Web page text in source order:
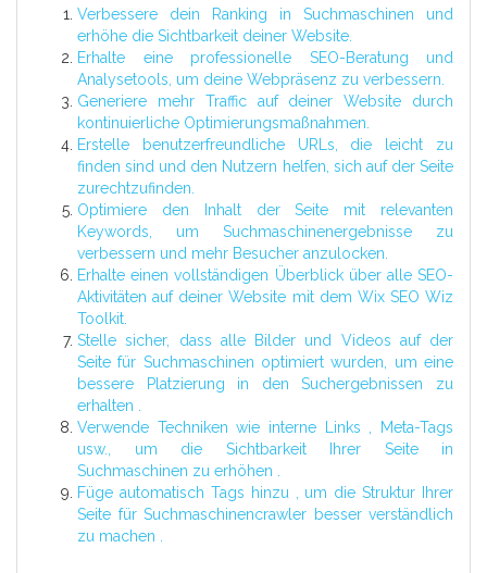
Verbessere dein Ranking in Suchmaschinen und
erhöhe die Sichtbarkeit deiner Website.
Erhalte eine professionelle SEO-Beratung und
Analysetools, um deine Webpräsenz zu verbessern.
Generiere mehr Traffic auf deiner Website durch
kontinuierliche Optimierungsmaßnahmen.
Erstelle benutzerfreundliche URLs, die leicht zu
finden sind und den Nutzern helfen, sich auf der Seite
zurechtzufinden.
Optimiere den Inhalt der Seite mit relevanten
Keywords, um Suchmaschinenergebnisse zu
verbessern und mehr Besucher anzulocken.
Erhalte einen vollständigen Überblick über alle SEO-
Aktivitäten auf deiner Website mit dem Wix SEO Wiz
Toolkit.
Stelle sicher, dass alle Bilder und Videos auf der
Seite für Suchmaschinen optimiert wurden, um eine
bessere Platzierung in den Suchergebnissen zu
erhalten .
Verwende Techniken wie interne Links , Meta-Tags
usw., um die Sichtbarkeit Ihrer Seite in
Suchmaschinen zu erhöhen .
Füge automatisch Tags hinzu , um die Struktur Ihrer
Seite für Suchmaschinencrawler besser verständlich
zu machen .